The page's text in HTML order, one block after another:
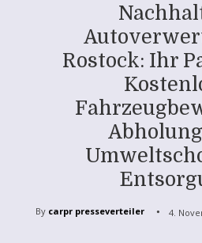
Rostock: Ihr
By carpr presseverteiler 4.